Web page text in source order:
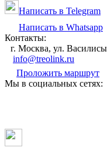
Написать в Telegram
Написать в Whatsapp
Контакты:
г. Москва, ул.
info@treolink.ru
Проложить маршрут
Мы в социальных сетях: